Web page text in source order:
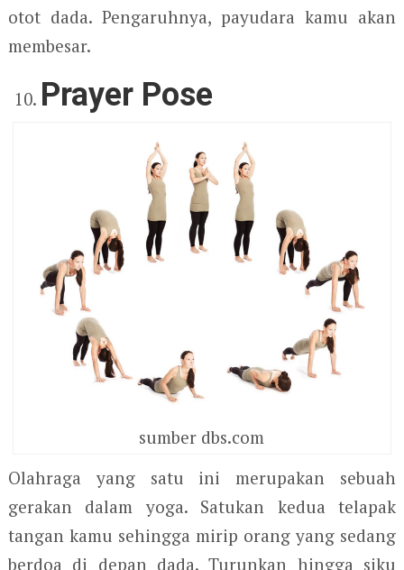
otot dada. Pengaruhnya, payudara kamu akan
membesar.
Prayer Pose
sumber dbs.com
Olahraga yang satu ini merupakan sebuah
gerakan dalam yoga. Satukan kedua telapak
tangan kamu sehingga mirip orang yang sedang
berdoa di depan dada. Turunkan hingga siku